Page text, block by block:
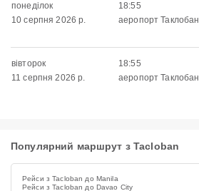
понеділок
10 серпня 2026 р.
18:55
аеропорт Таклобан
вівторок
11 серпня 2026 р.
18:55
аеропорт Таклобан
Популярний маршрут з Tacloban
Рейси з Tacloban до Manila
Рейси з Tacloban до Davao City